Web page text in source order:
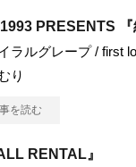
PRESENTS 『
ラルグレープ / first
り
を読む
RENTAL』